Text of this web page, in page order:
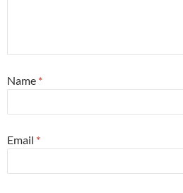
Name *
Email *